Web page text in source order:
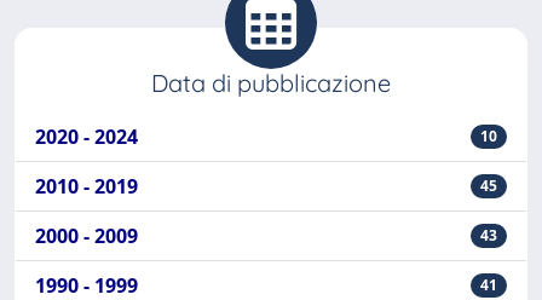
Data di pubblicazione
2020 - 2024 10
2010 - 2019 45
2000 - 2009 43
1990 - 1999 41